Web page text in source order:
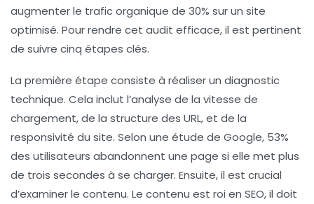
augmenter le trafic organique de 30% sur un site
optimisé. Pour rendre cet audit efficace, il est pertinent
de suivre cinq étapes clés.
La première étape consiste à réaliser un diagnostic
technique. Cela inclut l’analyse de la vitesse de
chargement, de la structure des URL, et de la
responsivité du site. Selon une étude de Google, 53%
des utilisateurs abandonnent une page si elle met plus
de trois secondes à se charger. Ensuite, il est crucial
d’examiner le contenu. Le contenu est roi en SEO, il doit